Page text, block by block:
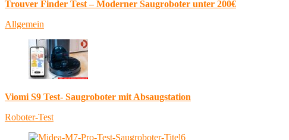
Trouver Finder Test – Moderner Saugroboter unter 200€
Allgemein
Viomi S9 Test- Saugroboter mit Absaugstation
Roboter-Test